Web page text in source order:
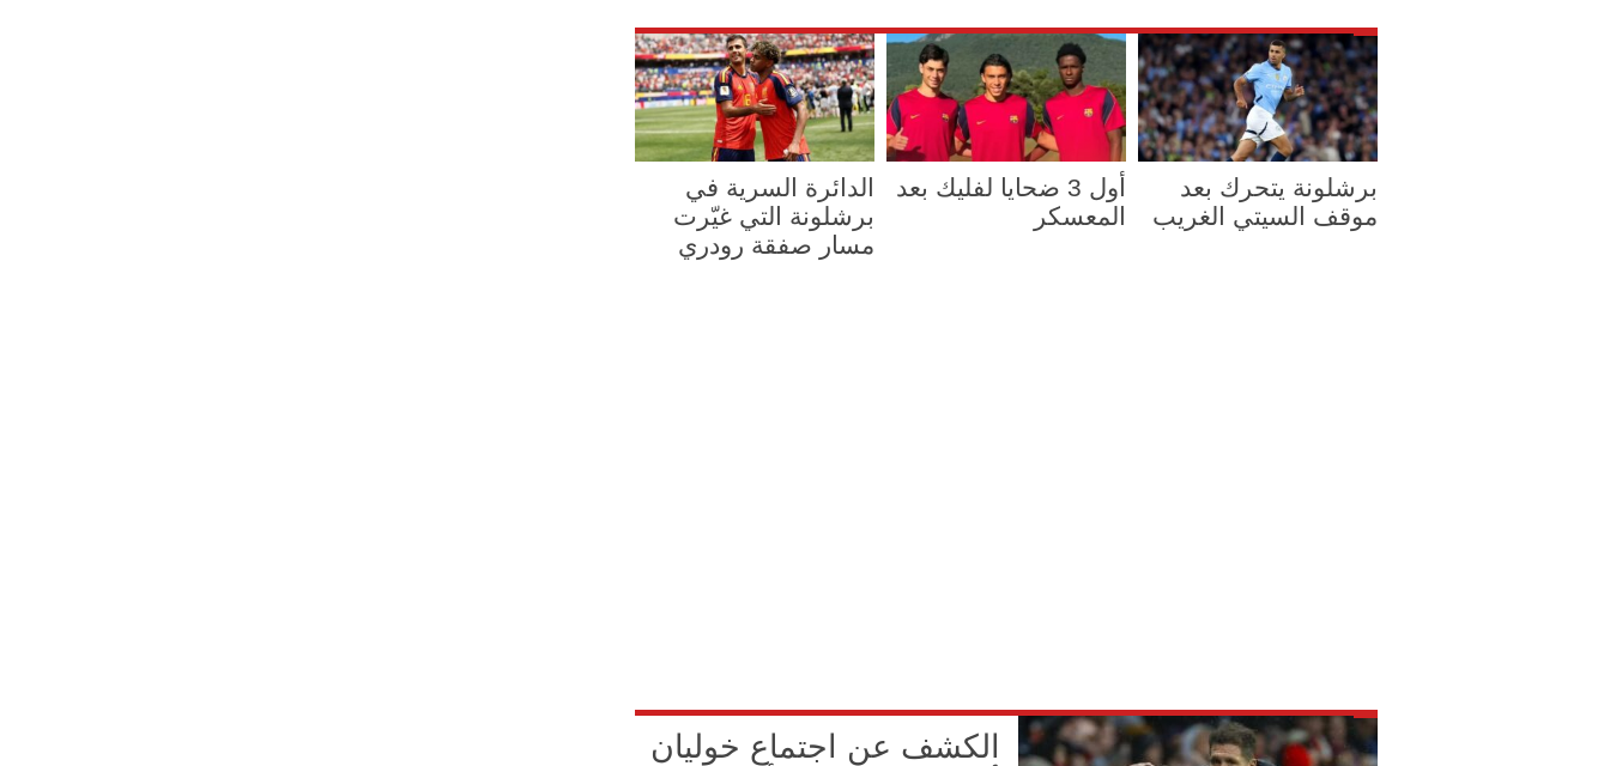
برشلونة يتحرك بعد
موقف السيتي الغريب
أول 3 ضحايا لفليك بعد
المعسكر
الدائرة السرية في
برشلونة التي غيّرت
مسار صفقة رودري
الكشف عن اجتماع خوليان